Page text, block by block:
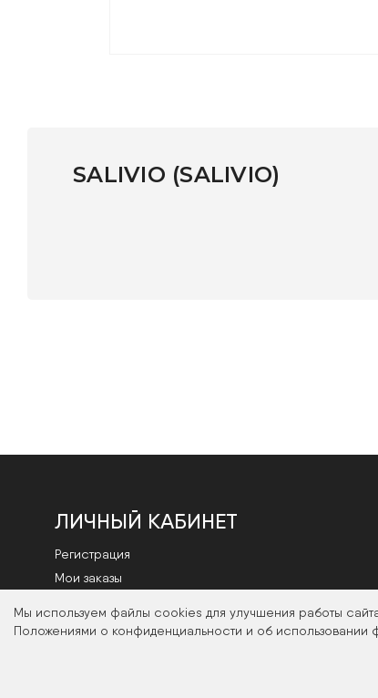
Мы используем файлы cookies для улучшения работы
Положениями о конфиденциальности и об использовании
SALIVIO (SALIVIO)
ЛИЧНЫЙ КАБИНЕТ
Регистрация
Мои заказы